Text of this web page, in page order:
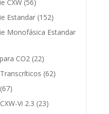
CXW (56)
Estandar (152)
Monofásica Estandar
CO2 (22)
(62)
(67)
Vi 2.3 (23)